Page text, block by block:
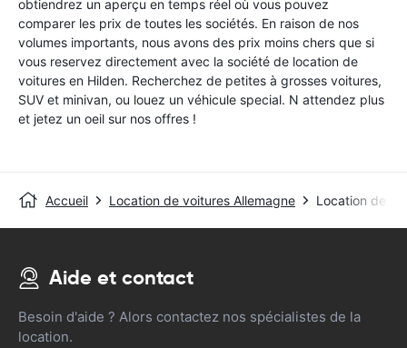
obtiendrez un aperçu en temps réel où vous pouvez
comparer les prix de toutes les sociétés. En raison de nos
volumes importants, nous avons des prix moins chers que si
vous reservez directement avec la société de location de
voitures en Hilden. Recherchez de petites à grosses voitures,
SUV et minivan, ou louez un véhicule special. N attendez plus
et jetez un oeil sur nos offres !
Accueil Location de voitures Allemagne Location de
Aide et contact
Besoin d'aide ? Alors contactez nos spécialistes de la
location.